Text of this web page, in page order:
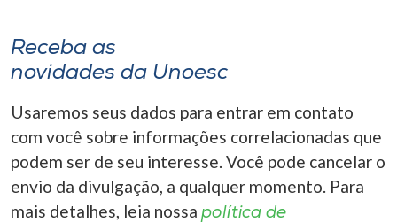
Receba as
novidades da Unoesc
Usaremos seus dados para entrar em contato
com você sobre informações correlacionadas que
podem ser de seu interesse. Você pode cancelar o
envio da divulgação, a qualquer momento. Para
mais detalhes, leia nossa política de